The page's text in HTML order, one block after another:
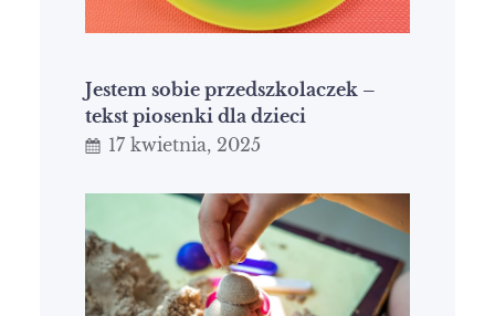
Jestem sobie przedszkolaczek –
tekst piosenki dla dzieci
17 kwietnia, 2025